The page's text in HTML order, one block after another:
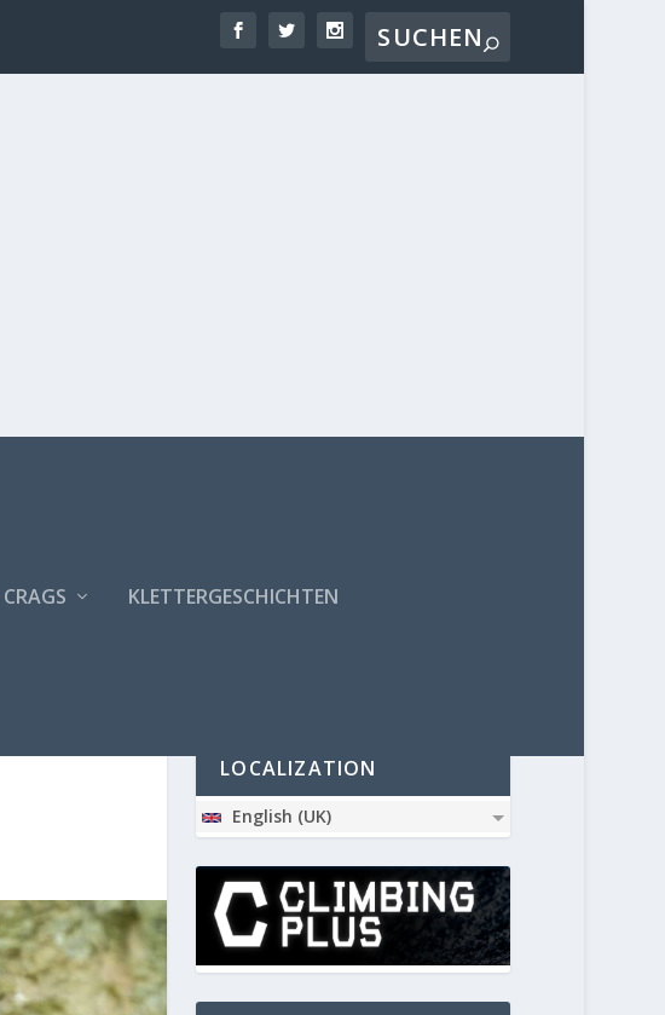
KLETTERGESCHICHTEN
LOCALIZATION
English (UK)